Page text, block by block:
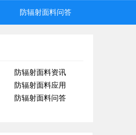
防辐射面料问答
防辐射面料资讯
防辐射面料应用
防辐射面料问答